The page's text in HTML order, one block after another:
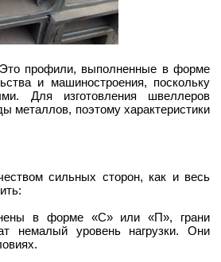
профили, выполненные в форме
и машиностроения, поскольку
Для изготовления швеллеров
металлов, поэтому характеристики
сильных сторон, как и весь
в форме «С» или «П», грани
немалый уровень нагрузки. Они